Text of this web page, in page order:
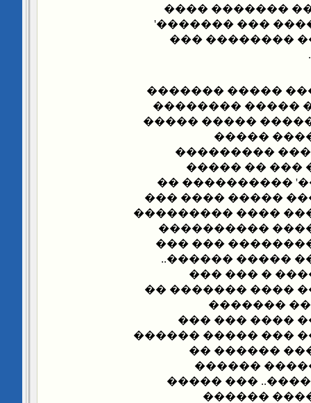
��� ��� �� ���
������� ����
������ ���
����� ���� ����
������.. ���
�� '������'
���� ���
��������
���� ����
'���������
����� ������
���� ���� ����
��� ����� ���
���� ��� �����
�� �������� ��
��� ������
��������� � ����
������
������� ��
����� ������ ���
����� ����
�������
�������
���� �����